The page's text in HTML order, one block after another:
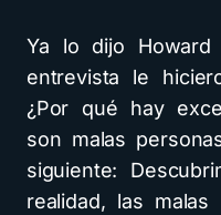
Ya lo dijo Howard
entrevista le
¿Por qué hay
son malas
siguiente:
realidad, las